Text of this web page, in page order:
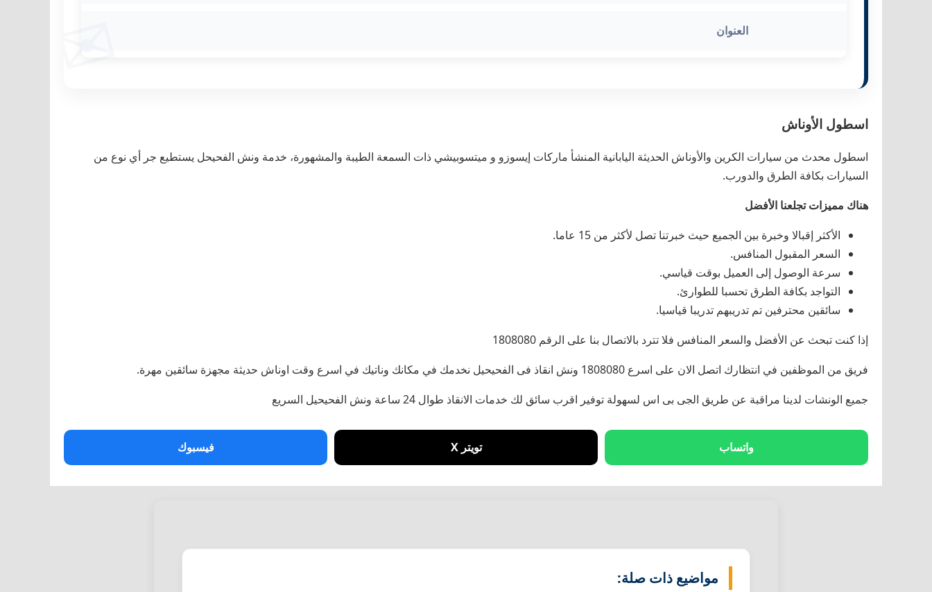
العنوان
اسطول الأوناش
اسطول محدث من سيارات الكرين والأوناش الحديثة اليابانية المنشأ ماركات إيسوزو و ميتسوبيشي ذات السمعة الطيبة والمشهورة، خدمة ونش الفحيحل يستطيع جر أي نوع من
السيارات بكافة الطرق والدورب.
هناك مميزات تجلعنا الأفضل
الأكثر إقبالا وخبرة بين الجميع حيث خبرتنا تصل لأكثر من 15 عاما.
السعر المقبول المنافس.
سرعة الوصول إلى العميل بوقت قياسي.
التواجد بكافة الطرق تحسبا للطوارئ.
سائقين محترفين تم تدريبهم تدريبا قياسيا.
إذا كنت تبحث عن الأفضل والسعر المنافس فلا تترد بالاتصال بنا على الرقم 1808080
فريق من الموظفين في انتظارك اتصل الان على اسرع 1808080 ونش انقاذ فى الفحيحيل نخدمك في مكانك وناتيك في اسرع وقت اوناش حديثة مجهزة سائقين مهرة.
جميع الونشات لدينا مراقبة عن طريق الجى بى اس لسهولة توفير اقرب سائق لك خدمات الانقاذ طوال 24 ساعة ونش الفحيحيل السريع
واتساب تويتر X فيسبوك
مواضيع ذات صلة: